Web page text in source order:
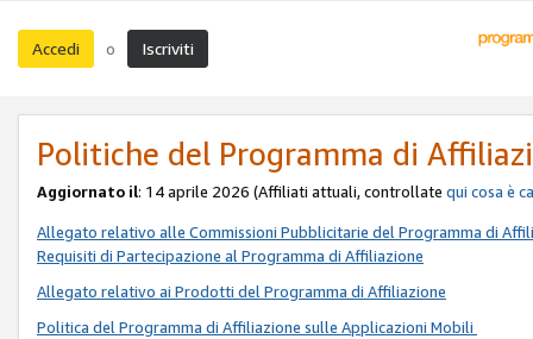
Accedi o Iscriviti
Politiche del Programma di
Aggiornato il: 14 aprile 2026 (Affiliati attuali, controllate qui cosa è
Allegato relativo alle Commissioni Pubblicitarie del Programma di
Requisiti di Partecipazione al Programma di Affiliazione
Allegato relativo ai Prodotti del Programma di Affiliazione
Politica del Programma di Affiliazione sulle Applicazioni Mobili